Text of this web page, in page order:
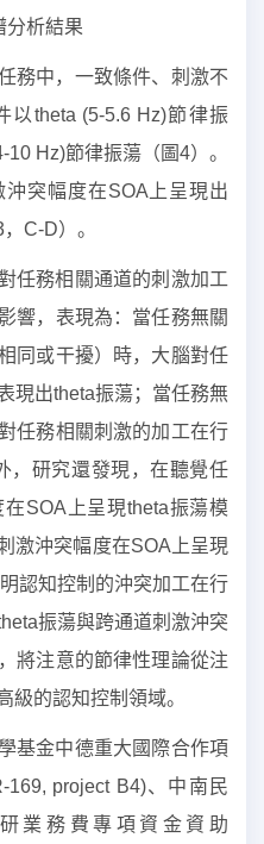
分析結果
務中，一致條件、刺激不
theta (5-5.6 Hz)節律振
Hz)節律振蕩（圖4）。
突幅度在SOA上呈現出
C-D）。
任務相關通道的刺激加工
響，表現為：當任務無關
同或干擾）時，大腦對任
現出theta振蕩；當任務無
任務相關刺激的加工在行
，研究還發現，在聽覺任
SOA上呈現theta振蕩模
激沖突幅度在SOA上呈現
認知控制的沖突加工在行
振蕩與跨通道刺激沖突
將注意的節律性理論從注
級的認知控制領域。
基金中德重大國際合作項
169, project B4)、中南民
業務費專項資金資助